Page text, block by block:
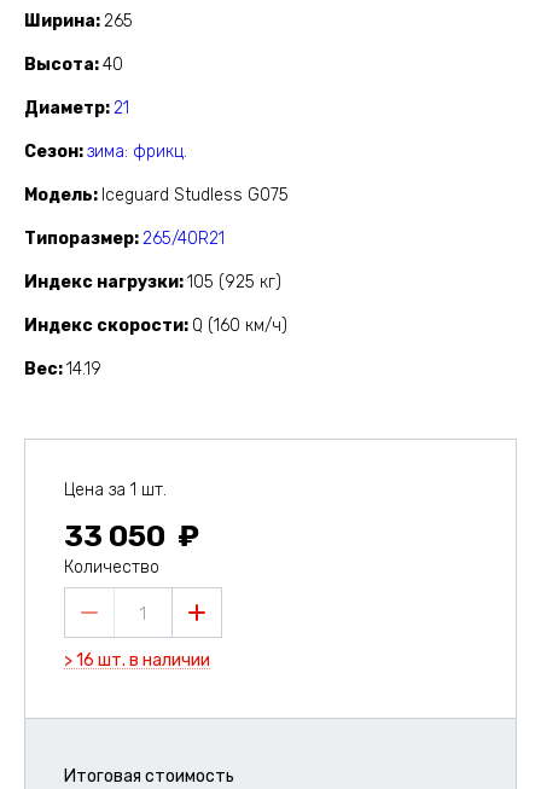
Ширина 265
Высота 40
Диаметр 21
Сезон зима: фрикц.
Модель Iceguard Studless G075
Типоразмер 265/40R21
Индекс нагрузки 105 (925 кг)
Индекс скорости Q (160 км/ч)
Вес 14.19
Цена за 1 шт.
33 050
Количество
1
> 16 шт. в наличии
Итоговая стоимость